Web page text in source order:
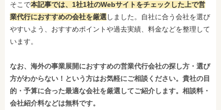
そこで本記事では、1社1社のWebサイトをチェックした上で営
業代行におすすめの会社を厳選 しました。自社に合う会社を選び
やすいよう、おすすめポイントや過去実績、料金などを整理して
います。
なお、海外の事業展開におすすめの営業代行会社の探し方・選び
方がわからない！という方はお気軽にご相談ください。貴社の目
的・予算に合った最適な会社を厳選してご紹介します。相談料・
会社紹介料などは無料です。